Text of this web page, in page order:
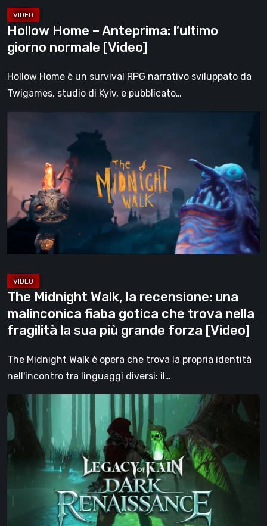
Hollow Home – Anteprima: l’ultimo
giorno normale [Video]
Hollow Home è un survival RPG narrativo sviluppato da
Twigames, studio di Kyiv, e pubblicato…
la
recensione:
una
malinconica
gotica
trova
nella
fragilità
la
forza
[Video]
The Midnight Walk, la recensione: una
malinconica fiaba gotica che trova nella
fragilità la sua più grande forza [Video]
The Midnight Walk è opera che trova la propria identità
nell'incontro tra linguaggi diversi: il…
Legacy
of
Dark
Renaissance,